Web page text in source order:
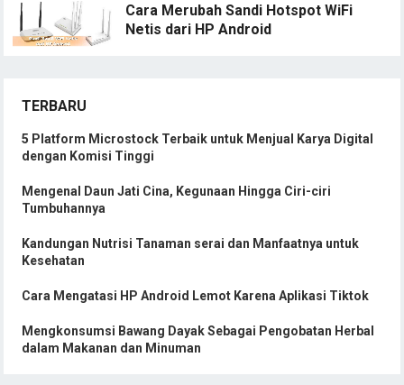
Cara Merubah Sandi Hotspot WiFi
Netis dari HP Android
TERBARU
5 Platform Microstock Terbaik untuk Menjual Karya Digital
dengan Komisi Tinggi
Mengenal Daun Jati Cina, Kegunaan Hingga Ciri-ciri
Tumbuhannya
Kandungan Nutrisi Tanaman serai dan Manfaatnya untuk
Kesehatan
Cara Mengatasi HP Android Lemot Karena Aplikasi Tiktok
Mengkonsumsi Bawang Dayak Sebagai Pengobatan Herbal
dalam Makanan dan Minuman